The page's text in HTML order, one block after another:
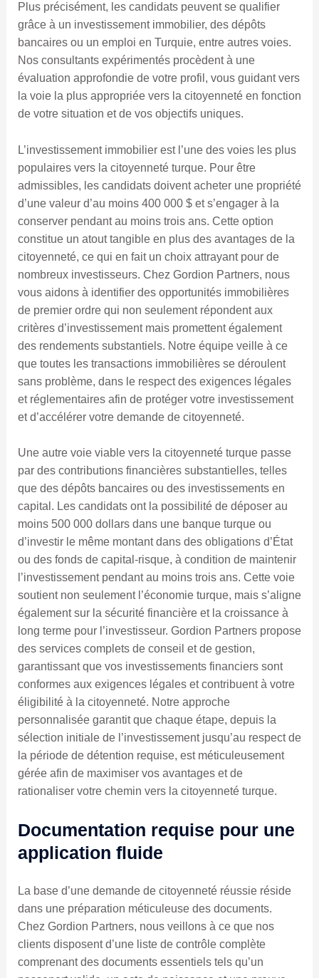
Plus précisément, les candidats peuvent se qualifier
grâce à un investissement immobilier, des dépôts
bancaires ou un emploi en Turquie, entre autres voies.
Nos consultants expérimentés procèdent à une
évaluation approfondie de votre profil, vous guidant vers
la voie la plus appropriée vers la citoyenneté en fonction
de votre situation et de vos objectifs uniques.
L’investissement immobilier est l’une des voies les plus
populaires vers la citoyenneté turque. Pour être
admissibles, les candidats doivent acheter une propriété
d’une valeur d’au moins 400 000 $ et s’engager à la
conserver pendant au moins trois ans. Cette option
constitue un atout tangible en plus des avantages de la
citoyenneté, ce qui en fait un choix attrayant pour de
nombreux investisseurs. Chez Gordion Partners, nous
vous aidons à identifier des opportunités immobilières
de premier ordre qui non seulement répondent aux
critères d’investissement mais promettent également
des rendements substantiels. Notre équipe veille à ce
que toutes les transactions immobilières se déroulent
sans problème, dans le respect des exigences légales
et réglementaires afin de protéger votre investissement
et d’accélérer votre demande de citoyenneté.
Une autre voie viable vers la citoyenneté turque passe
par des contributions financières substantielles, telles
que des dépôts bancaires ou des investissements en
capital. Les candidats ont la possibilité de déposer au
moins 500 000 dollars dans une banque turque ou
d’investir le même montant dans des obligations d’État
ou des fonds de capital-risque, à condition de maintenir
l’investissement pendant au moins trois ans. Cette voie
soutient non seulement l’économie turque, mais s’aligne
également sur la sécurité financière et la croissance à
long terme pour l’investisseur. Gordion Partners propose
des services complets de conseil et de gestion,
garantissant que vos investissements financiers sont
conformes aux exigences légales et contribuent à votre
éligibilité à la citoyenneté. Notre approche
personnalisée garantit que chaque étape, depuis la
sélection initiale de l’investissement jusqu’au respect de
la période de détention requise, est méticuleusement
gérée afin de maximiser vos avantages et de
rationaliser votre chemin vers la citoyenneté turque.
Documentation requise pour une
application fluide
La base d’une demande de citoyenneté réussie réside
dans une préparation méticuleuse des documents.
Chez Gordion Partners, nous veillons à ce que nos
clients disposent d’une liste de contrôle complète
comprenant des documents essentiels tels qu’un